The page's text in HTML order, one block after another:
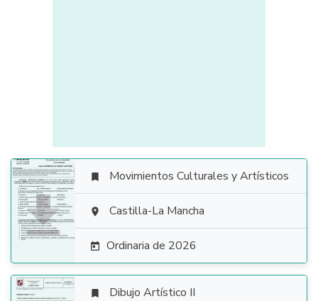

 Movimientos Culturales y Artísticos
 Castilla-La Mancha
 Ordinaria de 2026
 Dibujo Artístico II